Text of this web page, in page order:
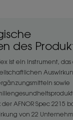
97 %
die das Haar
des
ist ein Instrument, das
sowie
AFNOR Spec 2215
von 22